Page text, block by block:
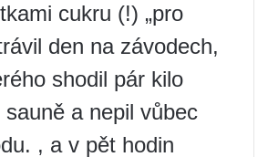
cukru (!) „pro
den na závodech,
shodil pár kilo
a nepil vůbec
, a v pět hodin